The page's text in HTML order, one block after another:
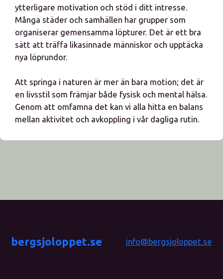
ytterligare motivation och stöd i ditt intresse.
Många städer och samhällen har grupper som
organiserar gemensamma löpturer. Det är ett bra
sätt att träffa likasinnade människor och upptäcka
nya löprundor.
Att springa i naturen är mer än bara motion; det är
en livsstil som främjar både fysisk och mental hälsa.
Genom att omfamna det kan vi alla hitta en balans
mellan aktivitet och avkoppling i vår dagliga rutin.
bergsjoloppet.se info@bergsjoloppet.se